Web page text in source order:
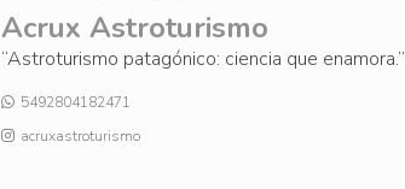
Acrux Astroturismo
“Astroturismo patagónico: ciencia que enamora.”
5492804182471
acruxastroturismo